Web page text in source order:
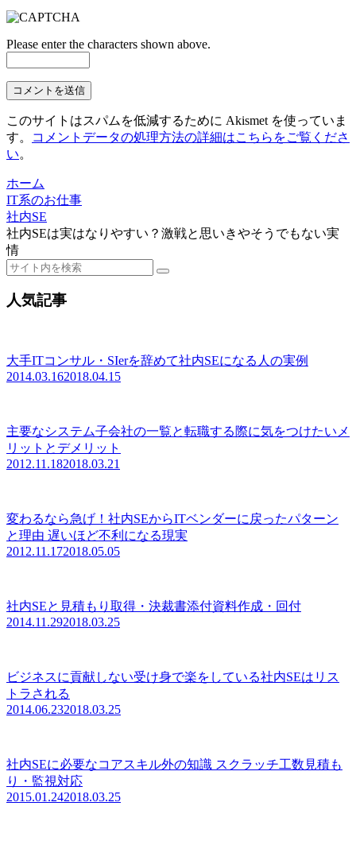
Please enter the characters shown above.
このサイトはスパムを低減するために Akismet を使っていま
す。
コメントデータの処理方法の詳細はこちらをご覧くださ
い。
ホーム
IT系のお仕事
社内SE
社内SEは実はなりやすい？激戦と思いきやそうでもない実
情
人気記事
大手ITコンサル・SIerを辞めて社内SEになる人の実例
2014.03.162018.04.15
主要なシステム子会社の一覧と転職する際に気をつけたいメ
リットとデメリット
2012.11.182018.03.21
変わるなら急げ！社内SEからITベンダーに戻ったパターン
と理由 遅いほど不利になる現実
2012.11.172018.05.05
社内SEと見積もり取得・決裁書添付資料作成・回付
2014.11.292018.03.25
ビジネスに貢献しない受け身で楽をしている社内SEはリス
トラされる
2014.06.232018.03.25
社内SEに必要なコアスキル外の知識 スクラッチ工数見積も
り・監視対応
2015.01.242018.03.25